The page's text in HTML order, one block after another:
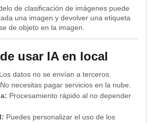
de clasificación de imágenes puede
una imagen y devolver una etiqueta
de objeto en la imagen.
usar IA en local
Los datos no se envían a terceros.
No necesitas pagar servicios en la nube.
Procesamiento rápido al no depender
Puedes personalizar el uso de los